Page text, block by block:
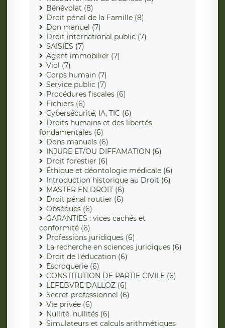
Bénévolat (8)
Droit pénal de la Famille (8)
Don manuel (7)
Droit international public (7)
SAISIES (7)
Agent immobilier (7)
Viol (7)
Corps humain (7)
Service public (7)
Procédures fiscales (6)
Fichiers (6)
Cybersécurité, IA, TIC (6)
Droits humains et des libertés
fondamentales (6)
Dons manuels (6)
INJURE ET/OU DIFFAMATION (6)
Droit forestier (6)
Éthique et déontologie médicale (6)
Introduction historique au Droit (6)
MASTER EN DROIT (6)
Droit pénal routier (6)
Obsèques (6)
GARANTIES : vices cachés et
conformité (6)
Professions juridiques (6)
La recherche en sciences juridiques (6)
Droit de l'éducation (6)
Escroquerie (6)
CONSTITUTION DE PARTIE CIVILE (6)
LEFEBVRE DALLOZ (6)
Secret professionnel (6)
Vie privée (6)
Nullité, nullités (6)
Simulateurs et calculs arithmétiques